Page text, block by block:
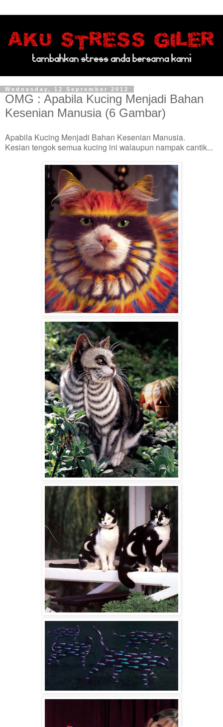
Wednesday, 12 September 2012
OMG : Apabila Kucing Menjadi Bahan
Kesenian Manusia (6 Gambar)
Apabila Kucing Menjadi Bahan Kesenian Manusia.
Kesian tengok semua kucing ini walaupun nampak cantik...